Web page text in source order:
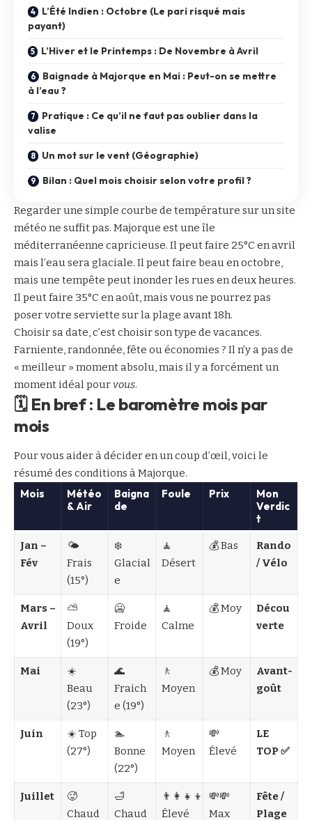
L’Été Indien : Octobre (Le pari risqué mais
payant)
L’Hiver et le Printemps : De Novembre à Avril
Baignade à Majorque en Mai : Peut-on se mettre
à l’eau ?
Pratique : Ce qu’il ne faut pas oublier dans la
valise
Un mot sur le vent (Géographie)
Bilan : Quel mois choisir selon votre profil ?
Regarder une simple courbe de température sur un site
météo ne suffit pas. Majorque est une île
méditerranéenne capricieuse. Il peut faire 25°C en avril
mais l’eau sera glaciale. Il peut faire beau en octobre,
mais une tempête peut inonder les rues en deux heures.
Il peut faire 35°C en août, mais vous ne pourrez pas
poser votre serviette sur la plage avant 18h.
Choisir sa date, c’est choisir son type de vacances.
Farniente, randonnée, fête ou économies ? Il n’y a pas de
« meilleur » moment absolu, mais il y a forcément un
moment idéal pourvous.
🗓️ En bref : Le baromètre mois par
mois
Pour vous aider à décider en un coup d’œil, voici le
résumé des conditions à Majorque.
Mois
Météo
& Air
Baigna
de
Foule Prix
Mon
Verdic
t
Jan –
Fév
🌤️
Frais
(15°)
❄️
Glacial
e
🧘
Désert
💰 Bas
Rando
/ Vélo
Mars –
Avril
⛅
Doux
(19°)
🥶
Froide
🧘
Calme
💰 Moy
Décou
verte
Mai
☀️
Beau
(23°)
🌊
Fraich
e (19°)
🚶
Moyen
💰 Moy
Avant-
goût
Juin
☀️ Top
(27°)
🏊
Bonne
(22°)
🚶
Moyen
💸
Élevé
LE
TOP ✅
Juillet
🥵
Chaud
🛁
Chaud
👨‍👩‍👧‍👦
Élevé
💸💸
Max
Fête /
Plage